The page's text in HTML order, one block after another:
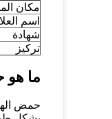
مكان
اسم
شهادة
تركيز
ما هو
حمض